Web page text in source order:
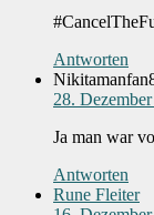
Antworten
28.
Ja man war
Antworten
Rune Fleiter